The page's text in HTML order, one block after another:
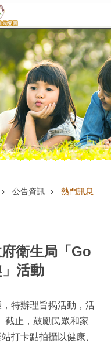
公告資訊 熱門訊息
府衛生局「Go
活動
特辦理旨揭活動，活
截止，鼓勵民眾和家
打卡點拍攝以健康、